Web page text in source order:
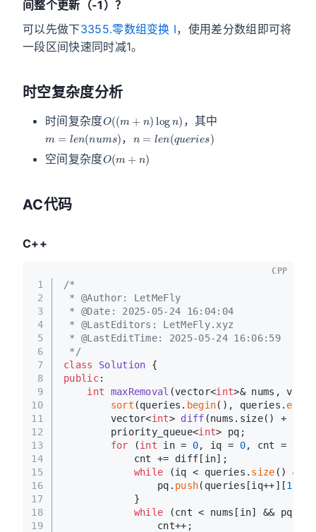
间整个更新（-1）？
可以先做下3355.零数组变换 I，使用差分数组即可将
一段区间快速同时减1。
时空复杂度分析
时间复杂度 ，其中
m=len(nums)
，
n=len(que ies)
空间复杂度
O(m n
AC代码
C++
1
2
3
4
5
6
7
8
9
10
11
12
13
14
15
16
17
18
19
/*
* @Author: LetMeFly
* @Date: 2025-05-24 16:04:04
* @LastEditors: LetMeFly.xyz
* @LastEditTime: 2025-05-24 16:06:59
*/
class
Solution {
public:
int
maxRemoval (vector<int>& nums,
sort (queries. begin(), queries. end
vector<int> diff (nums.size() +
        priority_queue<
int> pq;
for (int in = 0, iq = 0, cnt =
            cnt += diff[in];
while (iq < queries. size () &&
                pq.
push(queries[iq++][1
            }
while (cnt < nums[in] && pq.
                cnt++;
CPP